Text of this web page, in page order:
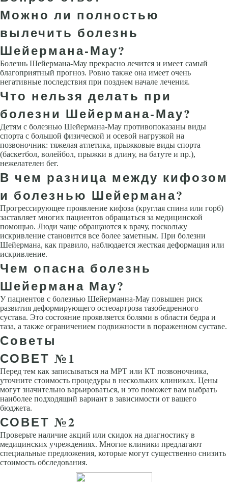
Можно ли полностью
вылечить болезнь
Шейермана-Мау?
Болезнь Шейермана-Мау прекрасно лечится и имеет самый
благоприятный прогноз. Ровно также она имеет очень
негативные последствия при позднем начале лечения.
Что нельзя делать при
болезни Шейермана-Мау?
Детям с болезнью Шейермана-Мау противопоказаны виды
спорта с большой физической и осевой нагрузкой на
позвоночник: тяжелая атлетика, прыжковые виды спорта
(баскетбол, волейбол, прыжки в длину, на батуте и пр.),
нежелателен бег.
В чем разница между кифозом
и болезнью Шейермана?
Прогрессирующее проявление кифоза (круглая спина или горб)
заставляет многих пациентов обращаться за медицинской
помощью. Люди чаще обращаются к врачу, поскольку
искривление становится все более заметным. При болезни
Шейермана, как правило, наблюдается жесткая деформация или
искривление.
Чем опасна болезнь
Шейермана Мау?
У пациентов с болезнью Шейерманна-Мау повышен риск
развития деформирующего остеоартроза тазобедренного
сустава. Это состояние проявляется болями в области бедра и
таза, а также ограничением подвижности в пораженном суставе.
Советы
СОВЕТ №1
Перед тем как записываться на МРТ или КТ позвоночника,
уточните стоимость процедуры в нескольких клиниках. Цены
могут значительно варьироваться, и это поможет вам выбрать
наиболее подходящий вариант в зависимости от вашего
бюджета.
СОВЕТ №2
Проверьте наличие акций или скидок на диагностику в
медицинских учреждениях. Многие клиники предлагают
специальные предложения, которые могут существенно снизить
стоимость обследования.